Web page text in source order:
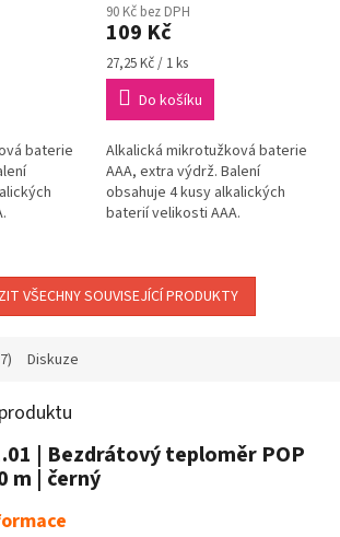
baterie
90 Kč bez DPH
109 Kč
Měrná
cena:
27,25 Kč / 1 ks
Do košíku
Alkalická mikrotužková baterie
AAA, extra výdrž. Balení
obsahuje 4 kusy alkalických
baterií velikosti AAA.
VŠECHNY SOUVISEJÍCÍ PRODUKTY
Diskuze
| Bezdrátový teploměr POP
m | černý